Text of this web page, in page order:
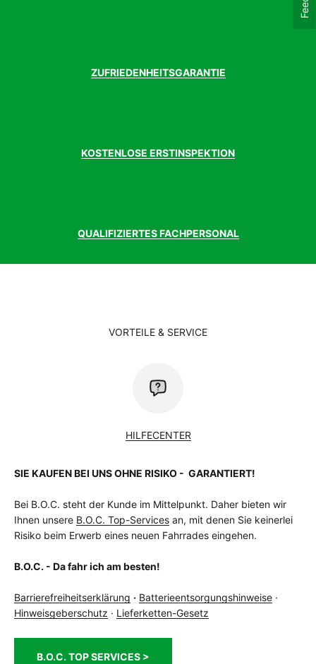
ZUFRIEDENHEITSGARANTIE
KOSTENLOSE ERSTINSPEKTION
QUALIFIZIERTES FACHPERSONAL
VORTEILE & SERVICE
HILFECENTER
SIE KAUFEN BEI UNS OHNE RISIKO - GARANTIERT!
Bei B.O.C. steht der Kunde im Mittelpunkt. Daher bieten wir
Ihnen unsere B.O.C. Top-Services an, mit denen Sie keinerlei
Risiko beim Erwerb eines neuen Fahrrades eingehen.
B.O.C. - Da fahr ich am besten!
Barrierefreiheitserklärung · Batterieentsorgungshinweise ·
Hinweisgeberschutz · Lieferketten-Gesetz
B.O.C. TOP SERVICES >